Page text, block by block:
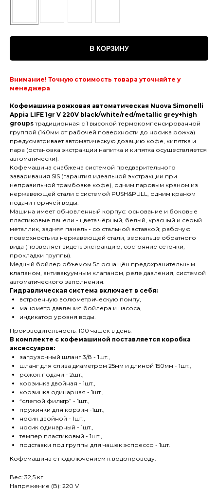
В КОРЗИНУ
Внимание! Точную стоимость товара уточняйте у
менеджера
Кофемашина рожковая автоматическая Nuova Simonelli
Appia LIFE 1gr V 220V black/white/red/metallic grey+high
groupsтрадиционная с 1 высокой термокомпенсированной
группой (140мм от рабочей поверхности до носика рожка)
предусматривает автоматическую дозацию кофе, кипятка и
пара (остановка экстракции напитка и кипятка осуществляется
автоматически).
Кофемашина снабжена системой предварительного
заваривания SIS (гарантия идеальной экстракции при
неправильной трамбовке кофе), одним паровым краном из
нержавеющей стали с системой PUSH&PULL, одним краном
подачи горячей воды.
Машина имеет обновленный корпус: основание и боковые
пластиковые панели - цвета чёрный, белый, красный и серый
металлик, задняя панель - со стальной вставкой; рабочую
поверхность из нержавеющей стали, зеркальце обратного
вида (позволяет видеть экстракцию, состояние сеточки,
прокладки группы).
Медный бойлер объемом 5л оснащён предохранительным
клапаном, антивакуумным клапаном, реле давления, системой
автоматического заполнения.
Гидравлическая система включает в себя:
встроенную волюметрическую помпу,
манометр давления бойлера и насоса,
индикатор уровня воды.
Производительность: 100 чашек в день.
В комплекте с кофемашиной поставляется коробка
аксессуаров:
загрузочный шланг 3/8 - 1шт.,
шланг для слива диаметром 25мм и длиной 150мм - 1шт.,
рожок подачи - 2шт.,
корзинка двойная - 1шт.,
корзинка одинарная - 1шт.,
“слепой фильтр” - 1шт.,
пружинки для корзин -1шт.,
носик двойной - 1шт.,
носик одинарный - 1шт.,
темпер пластиковый - 1шт.,
подставки под группы для чашек эспрессо - 1шт.
Кофемашина с подключением к водопроводу.
Вес: 32,5 кг
Напряжение (В): 220 V